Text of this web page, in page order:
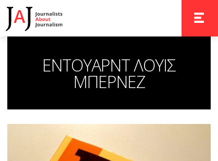
ΕΝΤΟΥΑΡΝΤ ΛΟΥΙΣ
ΜΠΕΡΝΕΖ